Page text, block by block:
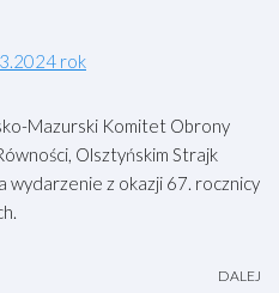
rok
Mazurski Komitet Obrony
Olsztyńskim Strajk
wydarzenie z okazji 67. rocznicy
DALEJ